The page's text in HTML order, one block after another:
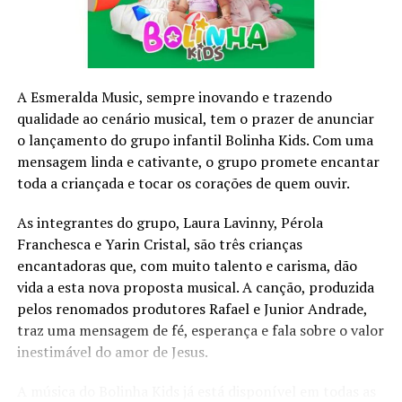
Ilha do Mel
Ilha do meu respiro
Luzes no céu
Tudo é tão pequenino
Paralelas
Parafina
São nativas
Três Marias
Comoção grave de repercussão nacional;
Fracasso das medidas tomadas no estado de defesa;
Declaração de guerra ou resposta à agressão armada
estrangeira.
O decreto do estado de sítio só acontece se o presidente
seguir o seguinte roteiro: primeiro, ele deve consultar o
Conselho da República e o Conselho da Defesa. Uma vez
feita a consulta (o papel dos dois conselhos é apenas
opinativo), o presidente deve encaminhar pedido de
O estado de sítio só pode ser implantado no Brasil caso
seja aprovado no Congresso Nacional.
O estado de sítio só pode ser implantado no Brasil caso
seja aprovado no Congresso Nacional.
O Congresso Nacional deve reunir-se em até cinco dias
para votar a aprovação desse pedido. Para ser aprovado,
A Esmeralda Music, sempre inovando e trazendo
qualidade ao cenário musical, tem o prazer de anunciar
o lançamento do grupo infantil Bolinha Kids. Com uma
mensagem linda e cativante, o grupo promete encantar
toda a criançada e tocar os corações de quem ouvir.
As integrantes do grupo, Laura Lavinny, Pérola
Franchesca e Yarin Cristal, são três crianças
encantadoras que, com muito talento e carisma, dão
vida a esta nova proposta musical. A canção, produzida
pelos renomados produtores Rafael e Junior Andrade,
traz uma mensagem de fé, esperança e fala sobre o valor
inestimável do amor de Jesus.